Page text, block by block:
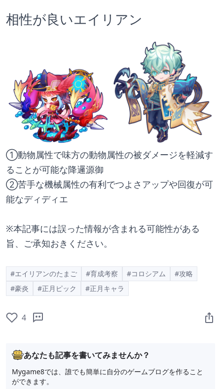
相性が良いエイリアン
①動物属性で味方の動物属性の被ダメージを軽減す
ることが可能な降邏源御
②苦手な機械属性の有利でつよさアップや回復が可
能なディディエ
※本記事には誤った情報が含まれる可能性がある
旨、ご承知おきください。
#エイリアンのたまご #育成考察 #コロシアム
#攻略
#豪炎
#正月ピック #正月キャラ
4
あなたも記事を書いてみませんか？
Mygame8では、誰でも簡単に自分のゲームブログを作ること
ができます。